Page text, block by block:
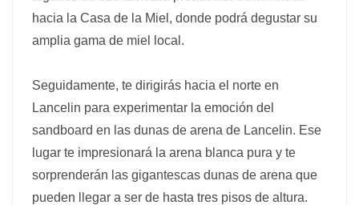
hacia la Casa de la Miel, donde podrá degustar su
amplia gama de miel local.
Seguidamente, te dirigirás hacia el norte en
Lancelin para experimentar la emoción del
sandboard en las dunas de arena de Lancelin. Ese
lugar te impresionará la arena blanca pura y te
sorprenderán las gigantescas dunas de arena que
pueden llegar a ser de hasta tres pisos de altura.